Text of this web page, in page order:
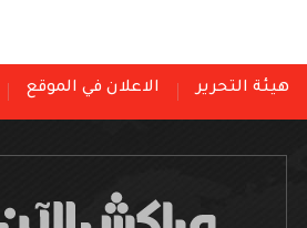
هيئة التحرير الاعلان في الموقع